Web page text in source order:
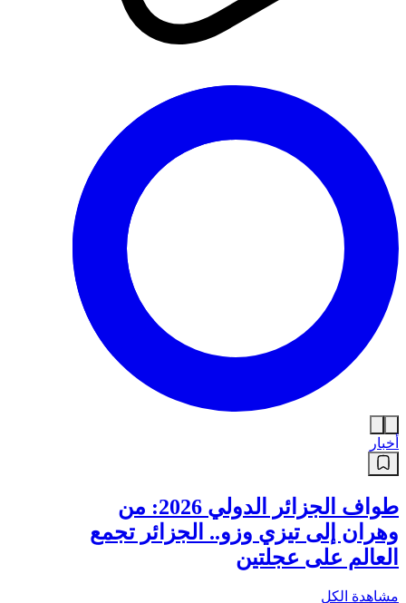
أخبار
طواف الجزائر الدولي 2026: من
وهران إلى تيزي وزو.. الجزائر تجمع
العالم على عجلتين
مشاهدة الكل